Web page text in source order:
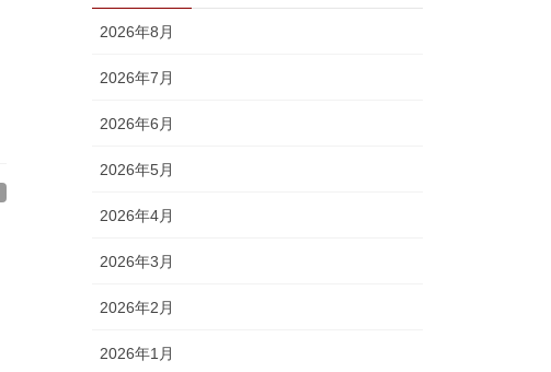
2026年8月
2026年7月
2026年6月
2026年5月
2026年4月
2026年3月
2026年2月
2026年1月